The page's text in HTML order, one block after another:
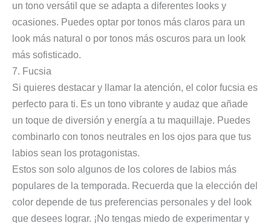
un tono versátil que se adapta a diferentes looks y
ocasiones. Puedes optar por tonos más claros para un
look más natural o por tonos más oscuros para un look
más sofisticado.
7. Fucsia
Si quieres destacar y llamar la atención, el color fucsia es
perfecto para ti. Es un tono vibrante y audaz que añade
un toque de diversión y energía a tu maquillaje. Puedes
combinarlo con tonos neutrales en los ojos para que tus
labios sean los protagonistas.
Estos son solo algunos de los colores de labios más
populares de la temporada. Recuerda que la elección del
color depende de tus preferencias personales y del look
que desees lograr. ¡No tengas miedo de experimentar y